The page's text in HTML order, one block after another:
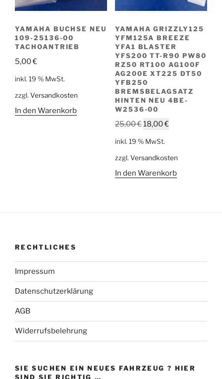
YAMAHA BUCHSE NEU
109-25136-00
TACHOANTRIEB
5,00€
inkl. 19 % MwSt.
zzgl. Versandkosten
In den Warenkorb
YAMAHA GRIZZLY125
YFM125A BREEZE
YFA1 BLASTER
YFS200 TT-R90 PW80
RZ50 RT100 AG100F
AG200E XT225 DT50
YFB250
BREMSBELAGSATZ
HINTEN NEU 4BE-
W2536-00
25,00€Ursprünglicher
25,00 €
18,00€Aktueller
18,00 €.
inkl. 19 % MwSt.
zzgl. Versandkosten
In den Warenkorb
RECHTLICHES
Impressum
Datenschutzerklärung
AGB
Widerrufsbelehrung
SIE SUCHEN EIN NEUES FAHRZEUG ? HIER
SIND SIE RICHTIG …